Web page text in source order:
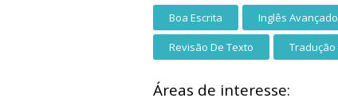
Boa Escrita Inglês Avançado
Revisão De Texto Tradução
Áreas de interesse: